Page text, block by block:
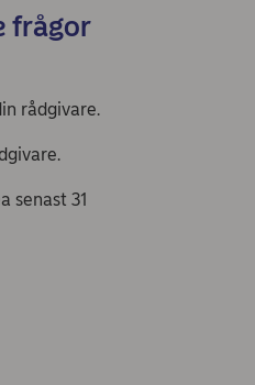
frågor
rådgivare.
senast 31